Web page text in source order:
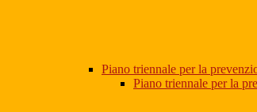
Piano triennale per la
Piano triennale per la